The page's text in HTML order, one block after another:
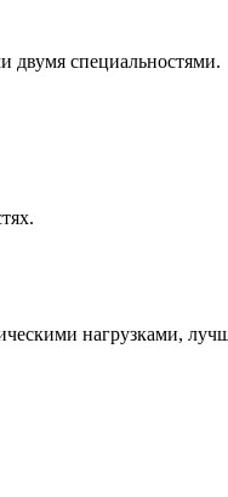
двумя специальностями.
нагрузками,